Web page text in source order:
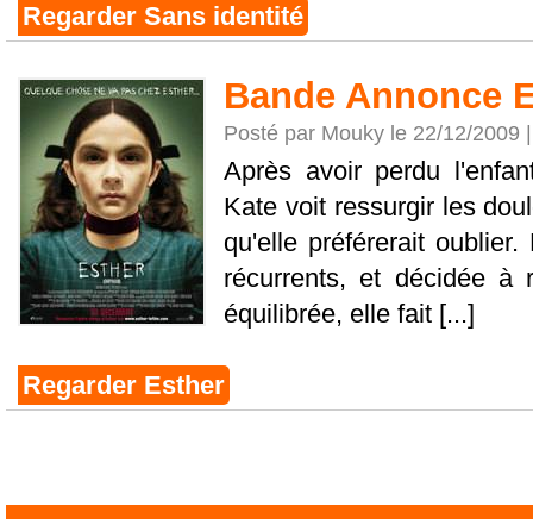
Regarder Sans identité
Bande Annonce
Posté par Mouky le 22/12/2009
Après avoir perdu
Kate voit ressurgir les
qu'elle préférerait
récurrents, et décidée à
équilibrée, elle fait [...]
Regarder Esther